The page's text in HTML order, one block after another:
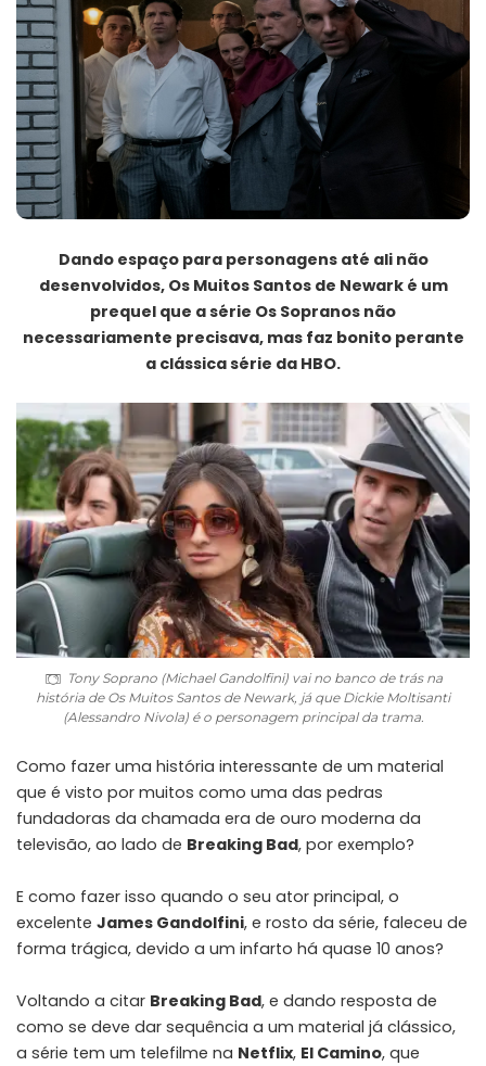
Dando espaço para personagens até ali não
desenvolvidos, Os Muitos Santos de Newark é um
prequel que a série Os Sopranos não
necessariamente precisava, mas faz bonito perante
a clássica série da HBO.
Tony Soprano (Michael Gandolfini) vai no banco de trás na
história de Os Muitos Santos de Newark, já que Dickie Moltisanti
(Alessandro Nivola) é o personagem principal da trama.
Como fazer uma história interessante de um material
que é visto por muitos como uma das pedras
fundadoras da chamada era de ouro moderna da
televisão, ao lado de Breaking Bad, por exemplo?
E como fazer isso quando o seu ator principal, o
excelente James Gandolfini, e rosto da série, faleceu de
forma trágica, devido a um infarto há quase 10 anos?
Voltando a citar Breaking Bad, e dando resposta de
como se deve dar sequência a um material já clássico,
a série tem um telefilme na Netflix, El Camino, que